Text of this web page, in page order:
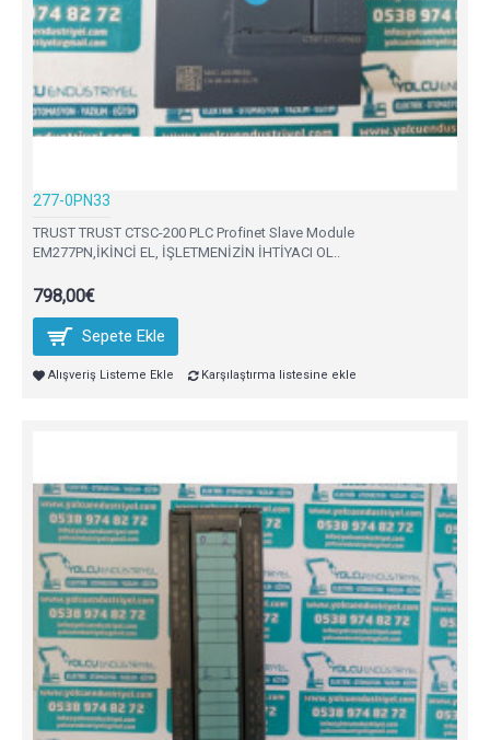
277-0PN33
TRUST TRUST CTSC-200 PLC Profinet Slave Module
EM277PN,İKİNCİ EL, İŞLETMENİZİN İHTİYACI OL..
798,00€
Sepete Ekle
Alışveriş Listeme Ekle Karşılaştırma listesine ekle